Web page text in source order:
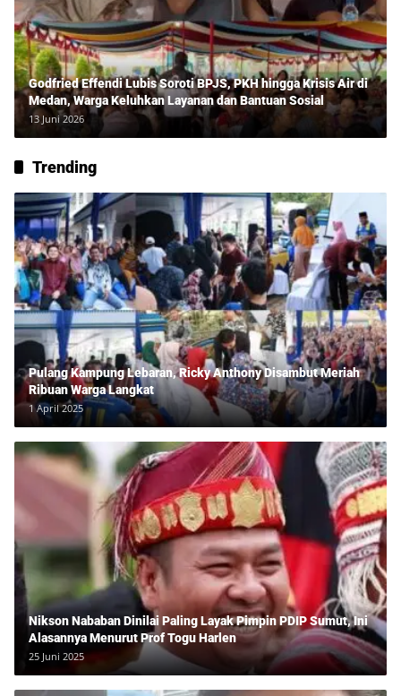
Godfried Effendi Lubis Soroti BPJS, PKH hingga Krisis Air di
Medan, Warga Keluhkan Layanan dan Bantuan Sosial
13 Juni 2026
Trending
Pulang Kampung Lebaran, Ricky Anthony Disambut Meriah
Ribuan Warga Langkat
1 April 2025
Nikson Nababan Dinilai Paling Layak Pimpin PDIP Sumut, Ini
Alasannya Menurut Prof Togu Harlen
25 Juni 2025